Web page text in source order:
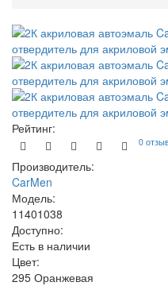
Рейтинг:
0
Производитель:
CarMen
Модель:
11401038
Доступно:
Есть в наличии
Цвет:
295 Оранжевая